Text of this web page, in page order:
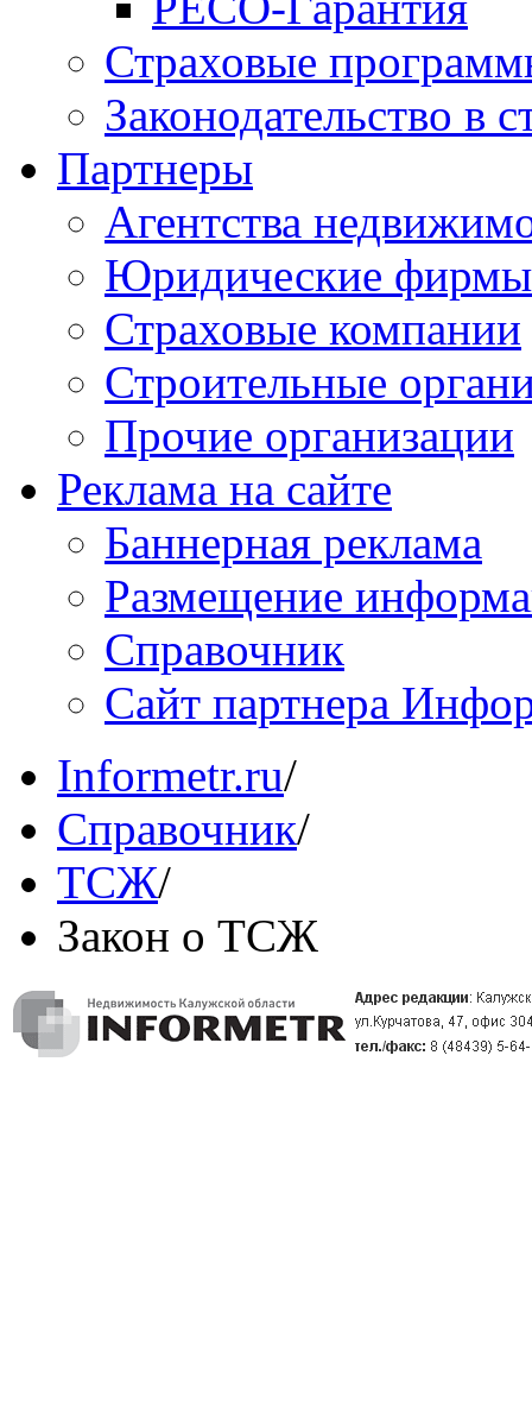
Страховые
Законодательство в
Партнеры
Агентства
Юридические фирмы
Страховые компании
Строительные
Прочие организации
Реклама на сайте
Баннерная реклама
Размещение
Справочник
Сайт партнера
Informetr.ru/
Справочник/
ТСЖ/
Закон о ТСЖ